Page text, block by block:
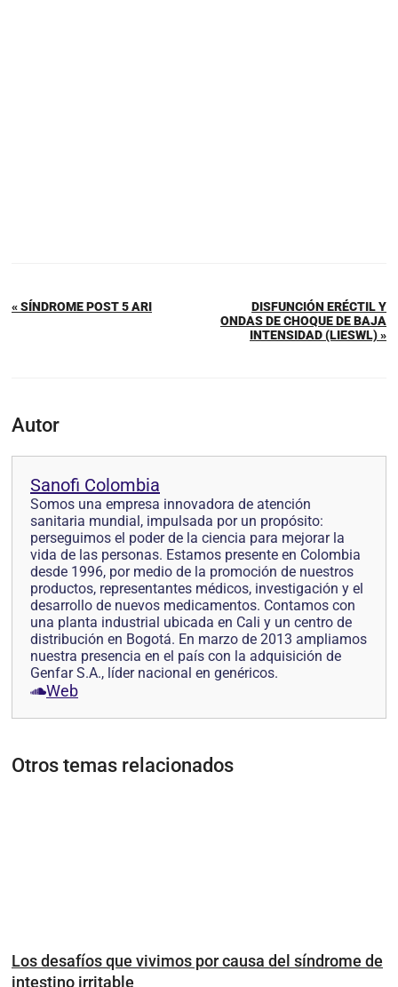
« SÍNDROME POST 5 ARI
DISFUNCIÓN ERÉCTIL Y
ONDAS DE CHOQUE DE BAJA
INTENSIDAD (LIESWL) »
Autor
Sanofi Colombia
Somos una empresa innovadora de atención
sanitaria mundial, impulsada por un propósito:
perseguimos el poder de la ciencia para mejorar la
vida de las personas. Estamos presente en Colombia
desde 1996, por medio de la promoción de nuestros
productos, representantes médicos, investigación y el
desarrollo de nuevos medicamentos. Contamos con
una planta industrial ubicada en Cali y un centro de
distribución en Bogotá. En marzo de 2013 ampliamos
nuestra presencia en el país con la adquisición de
Genfar S.A., líder nacional en genéricos.
Web
Otros temas relacionados
Los desafíos que vivimos por causa del síndrome de
intestino irritable